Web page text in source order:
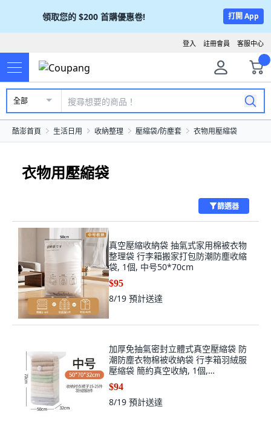
領取您的 $200 首購優惠卷! 打開 App
客服中心
註冊會員
登入
全部
酷澎首頁 生活日用 收納整理 壓縮袋/防塵套 衣物用壓縮袋
衣物用壓縮袋
篩選器
真空壓縮收納袋 抽氣式家用棉被衣物
整理袋 行李箱搬家打包防潮防塵收縮
袋, 1個, 中号50*70cm
$95
8/19 預計送達
加厚免抽氣密封立體式真空壓縮袋 防
潮防塵衣物棉被收納袋 行李箱羽絨服
壓縮袋 簡約真空收納, 1個,
50*70*32cm【免抽立体式】
$94
8/19 預計送達